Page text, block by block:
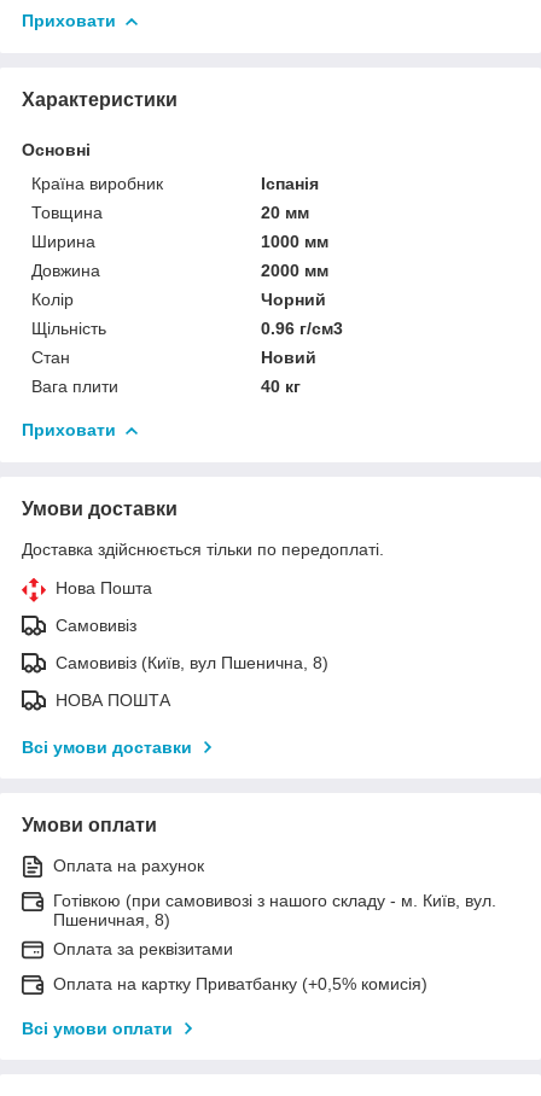
Приховати
Характеристики
Основні
Країна виробник
Іспанія
Товщина
20 мм
Ширина
1000 мм
Довжина
2000 мм
Колір
Чорний
Щільність
0.96 г/см3
Стан
Новий
Вага плити
40 кг
Приховати
Умови доставки
Доставка здійснюється тільки по передоплаті.
Нова Пошта
Самовивіз
Самовивіз (Київ, вул Пшенична, 8)
НОВА ПОШТА
Всі умови доставки
Умови оплати
Оплата на рахунок
Готівкою (при самовивозі з нашого складу - м. Київ, вул.
Пшеничная, 8)
Оплата за реквізитами
Оплата на картку Приватбанку (+0,5% комисія)
Всі умови оплати